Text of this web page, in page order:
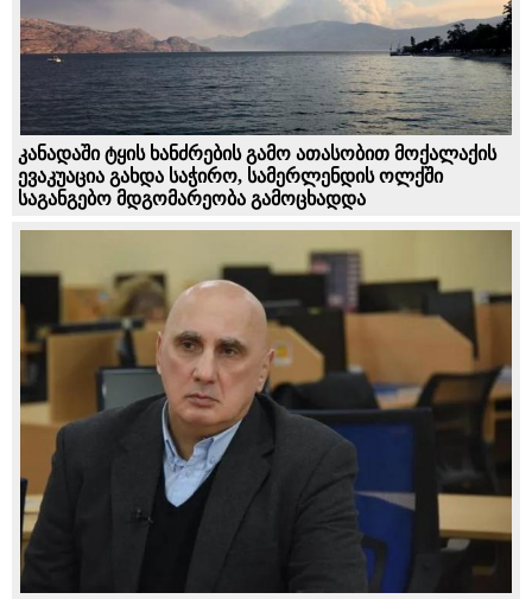
კანადაში ტყის ხანძრების გამო ათასობით მოქალაქის
ევაკუაცია გახდა საჭირო, სამერლენდის ოლქში
საგანგებო მდგომარეობა გამოცხადდა